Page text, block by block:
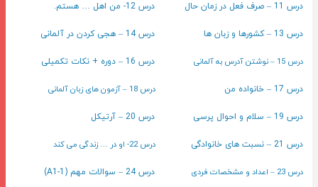
درس 11 – صرف فعل در زمان حال درس 12- من اهل … هستم.
درس 13 – کشورها و زبان ها درس 14 – هجی کردن در آلمانی
درس 15 – نوشتن آدرس به آلمانی درس 16 – دوره + نکات تکمیلی
درس 17 – خانواده من درس 18 – آزمون های زبان آلمانی
درس 19 – سلام و احوال پرسی درس 20 – آرتیکل
درس 21 – نسبت های خانوادگی درس 22- او در … زندگی می کند
درس 23 – اعداد و مشخصات فردی درس 24 – سوالات مهم (A1-1)